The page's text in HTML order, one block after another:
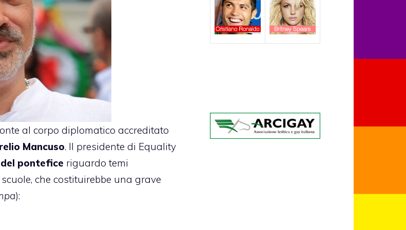
al corpo diplomatico accreditato
Mancuso. Il presidente di Equality
pontefice riguardo temi
che costituirebbe una grave
):